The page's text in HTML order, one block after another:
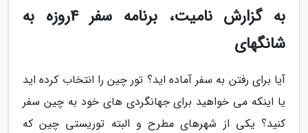
به گزارش نامیت، برنامه سفر 4روزه به
شانگهای
آیا برای رفتن به سفر آماده اید؟ تور چین را انتخاب کرده اید
یا اینکه می خواهید برای جهانگردی های خود به چین سفر
کنید؟ یکی از شهرهای مطرح و البته توریستی چین که